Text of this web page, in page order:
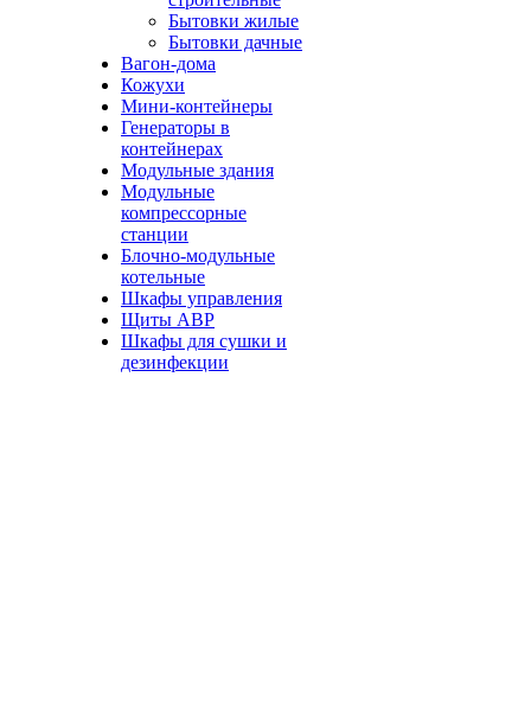
Бытовки жилые
Бытовки дачные
Вагон-дома
Кожухи
Мини-контейнеры
Генераторы в
контейнерах
Модульные здания
Модульные
компрессорные
станции
Блочно-модульные
котельные
Шкафы управления
Щиты АВР
Шкафы для сушки и
дезинфекции